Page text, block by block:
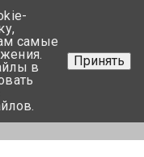
+375 17-350-99-56
+375 44-752-82-08
Задать вопрос
самые
в
Принять